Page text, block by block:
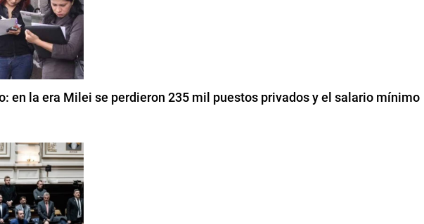
en la era Milei se perdieron 235 mil puestos privados y el salario mínimo